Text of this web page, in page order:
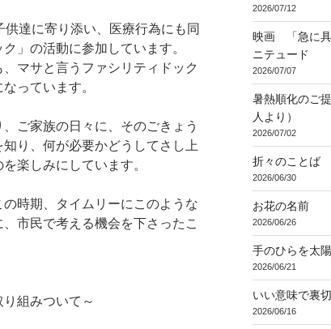
達に寄り添い、医療行為にも同
」の活動に参加しています。
マサと言うファシリティドック
っています。
ご家族の日々に、そのごきょう
り、何が必要かどうしてさし上
楽しみにしています。
時期、タイムリーにこのような
市民で考える機会を下さったこ
組みついて～
2026/07/12
映画 「急に具
ニテュード
2026/07/07
暑熱順化のご
人より）
2026/07/02
折々のことば
2026/06/30
お花の名前
2026/06/26
手のひらを太
2026/06/21
いい意味で裏
2026/06/16